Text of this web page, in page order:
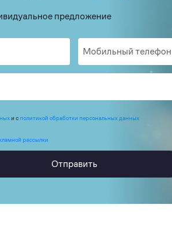
предложение
и сполитикой обработки персональных данных
рассылки
Отправить